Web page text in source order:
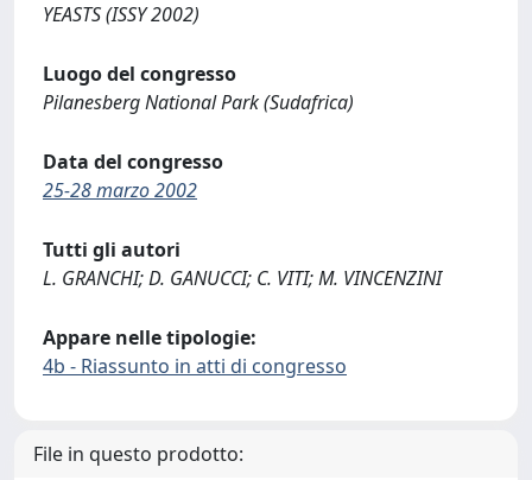
YEASTS (ISSY 2002)
Luogo del congresso
Pilanesberg National Park (Sudafrica)
Data del congresso
25-28 marzo 2002
Tutti gli autori
L. GRANCHI; D. GANUCCI; C. VITI; M. VINCENZINI
Appare nelle tipologie:
4b - Riassunto in atti di congresso
File in questo prodotto: